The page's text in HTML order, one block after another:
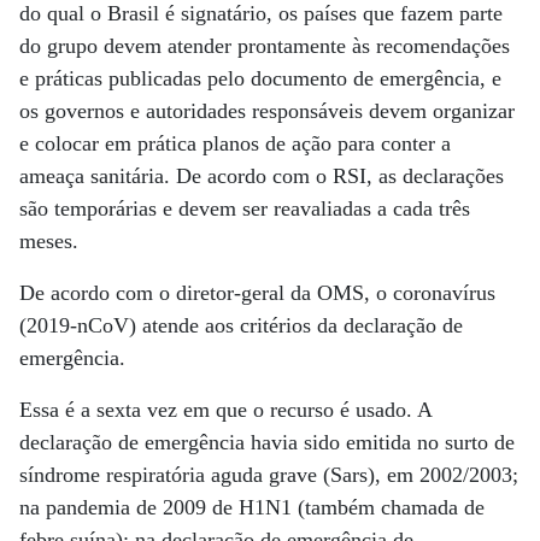
do qual o Brasil é signatário, os países que fazem parte
do grupo devem atender prontamente às recomendações
e práticas publicadas pelo documento de emergência, e
os governos e autoridades responsáveis devem organizar
e colocar em prática planos de ação para conter a
ameaça sanitária. De acordo com o RSI, as declarações
são temporárias e devem ser reavaliadas a cada três
meses.
De acordo com o diretor-geral da OMS, o coronavírus
(2019-nCoV) atende aos critérios da declaração de
emergência.
Essa é a sexta vez em que o recurso é usado. A
declaração de emergência havia sido emitida no surto de
síndrome respiratória aguda grave (Sars), em 2002/2003;
na pandemia de 2009 de H1N1 (também chamada de